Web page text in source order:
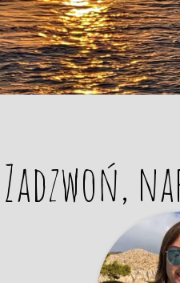
Zadzwoń,